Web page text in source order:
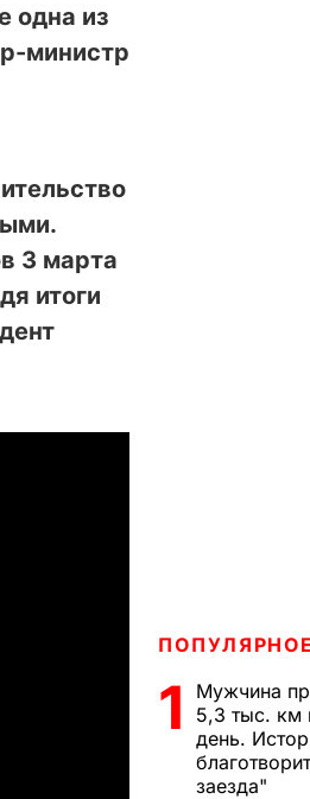
одна из
министр
3 марта
итоги
ПОПУЛЯРНОЕ
1
Мужчина
5,3 тыс. км
день.
заезда"